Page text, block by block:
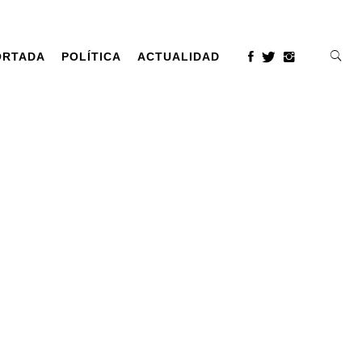
POLÍTICA ACTUALIDAD